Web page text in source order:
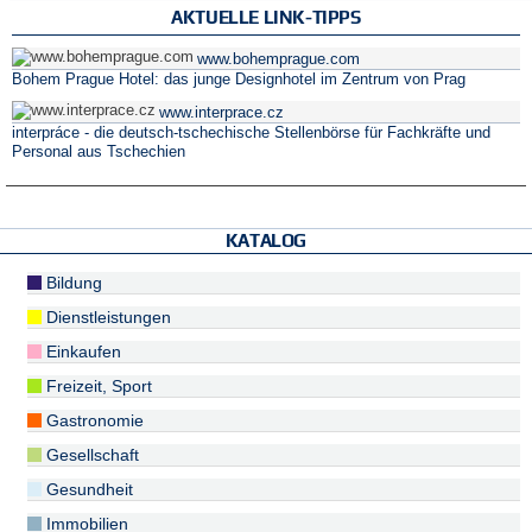
AKTUELLE LINK-TIPPS
www.bohemprague.com
Bohem Prague Hotel: das junge Designhotel im Zentrum von Prag
www.interprace.cz
interpráce - die deutsch-tschechische Stellenbörse für Fachkräfte und
Personal aus Tschechien
KATALOG
Bildung
Dienstleistungen
Einkaufen
Freizeit, Sport
Gastronomie
Gesellschaft
Gesundheit
Immobilien